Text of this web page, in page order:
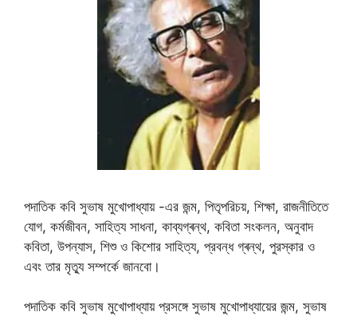
পদাতিক কবি সুভাষ মুখোপাধ্যায় -এর জন্ম, পিতৃপরিচয়, শিক্ষা, রাজনীতিতে
যোগ, কর্মজীবন, সাহিত্য সাধনা, কাব্যগ্ৰন্থ, কবিতা সংকলন, অনুবাদ
কবিতা, উপন্যাস, শিশু ও কিশোর সাহিত্য, প্রবন্ধ গ্ৰন্থ, পুরস্কার ও
এবং তার মৃত্যু সম্পর্কে জানবো।
পদাতিক কবি সুভাষ মুখোপাধ্যায় প্রসঙ্গে সুভাষ মুখোপাধ্যায়ের জন্ম, সুভাষ